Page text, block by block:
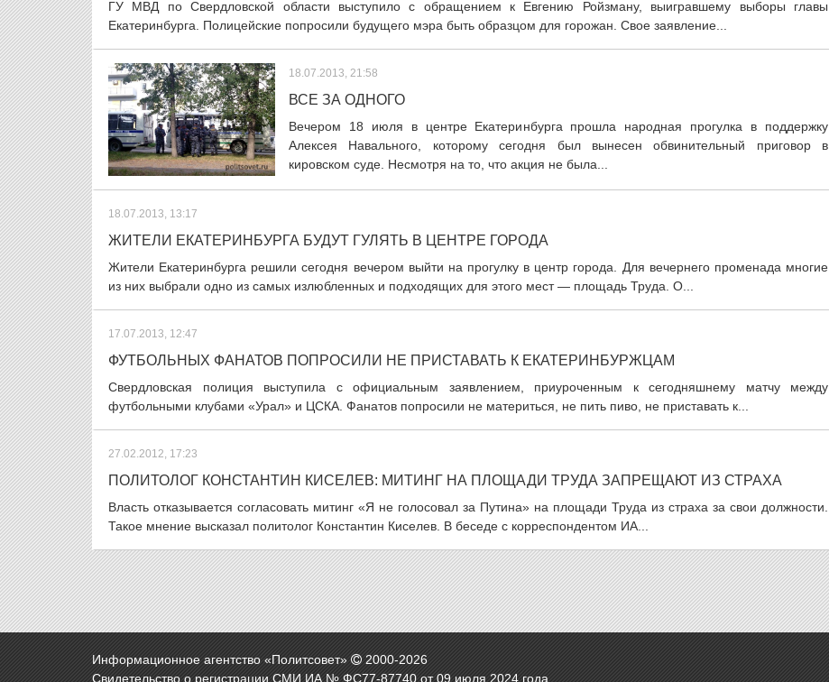
ГУ МВД по Свердловской области выступило с обращением к Евгению Ройзману, выигравшему выборы главы
Екатеринбурга. Полицейские попросили будущего мэра быть образцом для горожан. Свое заявление...
18.07.2013, 21:58
ВСЕ ЗА ОДНОГО
Вечером 18 июля в центре Екатеринбурга прошла народная прогулка в поддержку
Алексея Навального, которому сегодня был вынесен обвинительный приговор в
кировском суде. Несмотря на то, что акция не была...
18.07.2013, 13:17
ЖИТЕЛИ ЕКАТЕРИНБУРГА БУДУТ ГУЛЯТЬ В ЦЕНТРЕ ГОРОДА
Жители Екатеринбурга решили сегодня вечером выйти на прогулку в центр города. Для вечернего променада многие
из них выбрали одно из самых излюбленных и подходящих для этого мест — площадь Труда. О...
17.07.2013, 12:47
ФУТБОЛЬНЫХ ФАНАТОВ ПОПРОСИЛИ НЕ ПРИСТАВАТЬ К ЕКАТЕРИНБУРЖЦАМ
Свердловская полиция выступила с официальным заявлением, приуроченным к сегодняшнему матчу между
футбольными клубами «Урал» и ЦСКА. Фанатов попросили не материться, не пить пиво, не приставать к...
27.02.2012, 17:23
ПОЛИТОЛОГ КОНСТАНТИН КИСЕЛЕВ: МИТИНГ НА ПЛОЩАДИ ТРУДА ЗАПРЕЩАЮТ ИЗ СТРАХА
Власть отказывается согласовать митинг «Я не голосовал за Путина» на площади Труда из страха за свои должности.
Такое мнение высказал политолог Константин Киселев. В беседе с корреспондентом ИА...
Информационное агентство «Политсовет» 2000-2026
Свидетельство о регистрации СМИ ИА № ФС77-87740 от 09 июля 2024 года.